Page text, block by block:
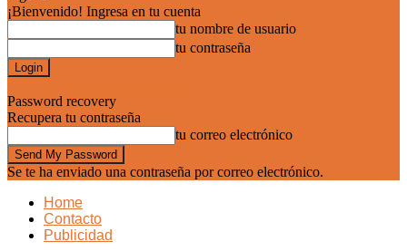
¡Bienvenido! Ingresa en tu cuenta
tu nombre de usuario
tu contraseña
Password recovery
Recupera tu contraseña
tu correo electrónico
Se te ha enviado una contraseña por correo electrónico.
Home
Contacto
Publicidad